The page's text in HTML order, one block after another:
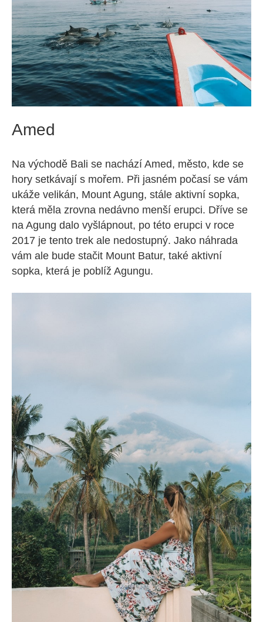
Amed
Na východě Bali se nachází Amed, město, kde se
hory setkávají s mořem. Při jasném počasí se vám
ukáže velikán, Mount Agung, stále aktivní sopka,
která měla zrovna nedávno menší erupci. Dříve se
na Agung dalo vyšlápnout, po této erupci v roce
2017 je tento trek ale nedostupný. Jako náhrada
vám ale bude stačit Mount Batur, také aktivní
sopka, která je poblíž Agungu.